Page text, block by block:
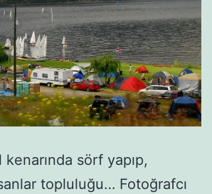
sörf yapıp,
topluluğu… Fotoğrafcı